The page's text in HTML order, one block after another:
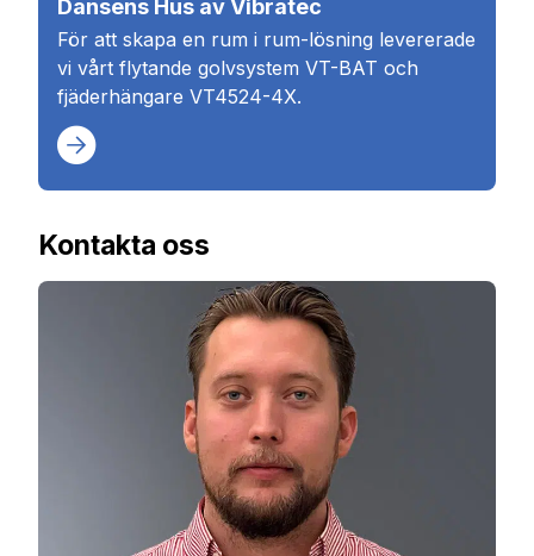
Dansens Hus av Vibratec
För att skapa en rum i rum-lösning levererade
vi vårt flytande golvsystem VT-BAT och
fjäderhängare VT4524-4X.
Kontakta oss